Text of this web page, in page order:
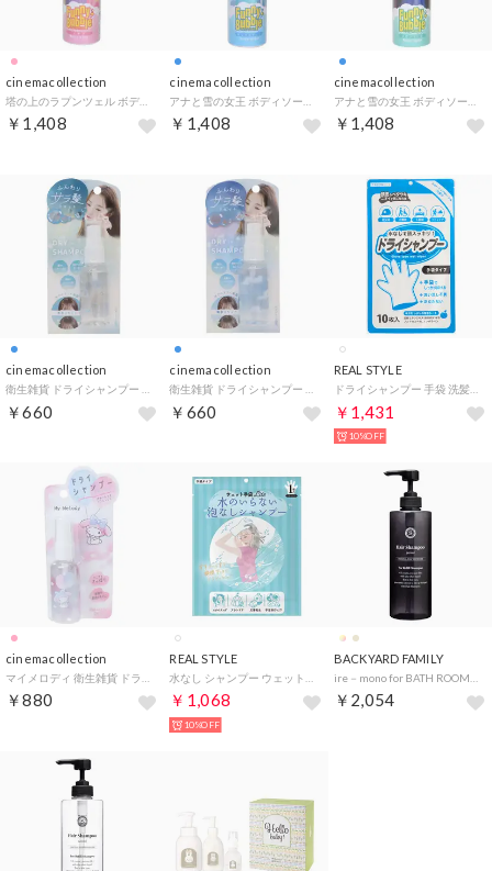
cinemacollection
￥1,408
cinemacollection
￥1,408
cinemacollection
￥1,408
cinemacollection
￥660
cinemacollection
￥660
REAL STYLE
￥1,431
10%OFF
cinemacollection
￥880
REAL STYLE
￥1,068
10%OFF
BACKYARD FAMILY
￥2,054